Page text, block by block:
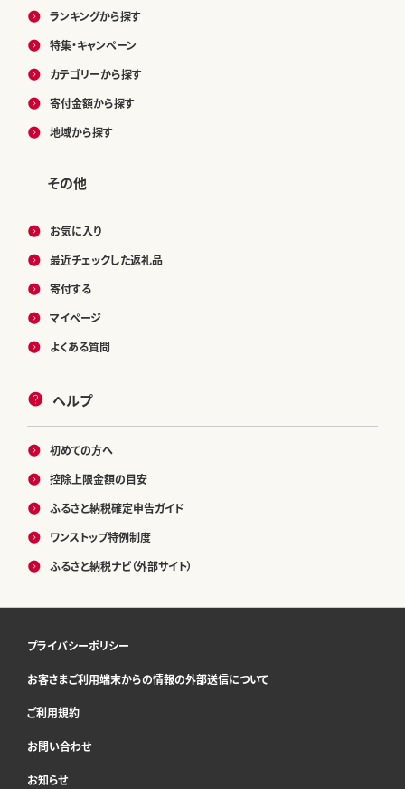
ランキングから探す
特集・キャンペーン
カテゴリーから探す
寄付金額から探す
地域から探す
その他
お気に入り
最近チェックした返礼品
寄付する
マイページ
よくある質問
ヘルプ
初めての方へ
控除上限金額の目安
ふるさと納税確定申告ガイド
ワンストップ特例制度
ふるさと納税ナビ（外部サイト）
プライバシーポリシー
お客さまご利用端末からの情報の外部送信について
ご利用規約
お問い合わせ
お知らせ